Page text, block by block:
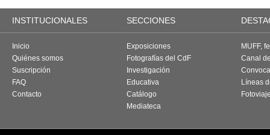
INSTITUCIONALES SECCIONES
Inicio
Quiénes somos
Suscripción
FAQ
Contacto
Exposiciones
Fotografías del CdF
Investigación
Educativa
Catálogo
Mediateca
MUFF,
Canal
Líneas